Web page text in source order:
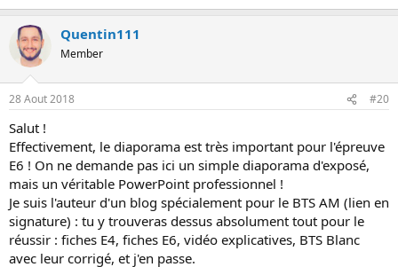
Quentin111
Member
28 Aout 2018 #20
Salut !
Effectivement, le diaporama est très important pour l'épreuve
E6 ! On ne demande pas ici un simple diaporama d'exposé,
mais un véritable PowerPoint professionnel !
Je suis l'auteur d'un blog spécialement pour le BTS AM (lien en
signature) : tu y trouveras dessus absolument tout pour le
réussir : fiches E4, fiches E6, vidéo explicatives, BTS Blanc
avec leur corrigé, et j'en passe.